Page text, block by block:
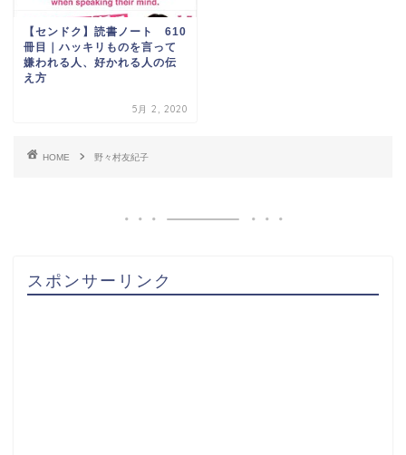
【センドク】読書ノート 610
冊目｜ハッキリものを言って
嫌われる人、好かれる人の伝
え方
5月 2, 2020
HOME 野々村友紀子
スポンサーリンク